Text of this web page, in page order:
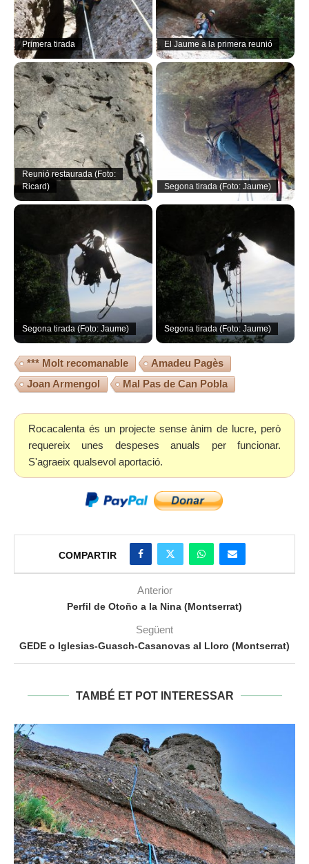
Primera tirada El Jaume a la primera reunió
Reunió restaurada (Foto:
Ricard)
Segona tirada (Foto: Jaume)
Segona tirada (Foto: Jaume) Segona tirada (Foto: Jaume)
*** Molt recomanable
Amadeu Pagès
Joan Armengol
Mal Pas de Can Pobla
Rocacalenta és un projecte sense ànim de lucre, però
requereix unes despeses anuals per funcionar.
S'agraeix qualsevol aportació.
COMPARTIR
Anterior
Perfil de Otoño a la Nina (Montserrat)
Següent
GEDE o Iglesias-Guasch-Casanovas al Lloro (Montserrat)
TAMBÉ ET POT INTERESSAR